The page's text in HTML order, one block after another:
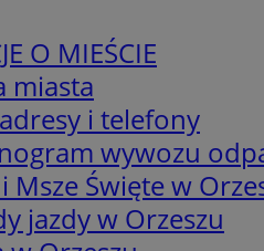
O MIEŚCIE
miasta
i telefony
wywozu
Msze Święte w
jazdy w Orzeszu